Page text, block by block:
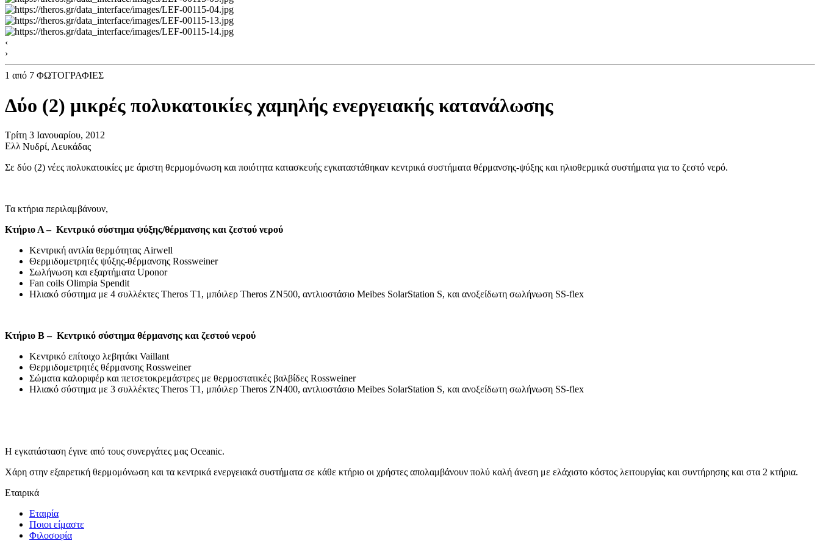
‹
›
1 από 7 ΦΩΤΟΓΡΑΦΙΕΣ
Δύο (2) μικρές πολυκατοικίες χαμηλής ενεργειακής κατανάλωσης
Τρίτη 3 Ιανουαρίου, 2012
Νυδρί, Λευκάδας
Σε δύο (2) νέες πολυκατοικίες με άριστη θερμομόνωση και ποιότητα κατασκευής εγκαταστάθηκαν κεντρικά συστήματα θέρμανσης-ψύξης και ηλιοθερμικά συστήματα για το ζεστό νερό.
Τα κτήρια περιλαμβάνουν,
Κτήριο Α – Κεντρικό σύστημα ψύξης/θέρμανσης και ζεστού νερού
Κεντρική αντλία θερμότητας Airwell
Θερμιδομετρητές ψύξης-θέρμανσης Rossweiner
Σωλήνωση και εξαρτήματα Uponor
Fan coils Olimpia Spendit
Ηλιακό σύστημα με 4 συλλέκτες Theros Τ1, μπόιλερ Theros ZN500, αντλιοστάσιο Meibes SolarStation S, και ανοξείδωτη σωλήνωση SS-flex
Κτήριο B – Κεντρικό σύστημα θέρμανσης και ζεστού νερού
Κεντρικό επίτοιχο λεβητάκι Vaillant
Θερμιδομετρητές θέρμανσης Rossweiner
Σώματα καλοριφέρ και πετσετοκρεμάστρες με θερμοστατικές βαλβίδες Rossweiner
Ηλιακό σύστημα με 3 συλλέκτες Theros Τ1, μπόιλερ Theros ZN400, αντλιοστάσιο Meibes SolarStation S, και ανοξείδωτη σωλήνωση SS-flex
Η εγκατάσταση έγινε από τους συνεργάτες μας Oceanic.
Χάρη στην εξαιρετική θερμομόνωση και τα κεντρικά ενεργειακά συστήματα σε κάθε κτήριο οι χρήστες απολαμβάνουν πολύ καλή άνεση με ελάχιστο κόστος λειτουργίας και συντήρησης και στα 2 κτήρια.
Εταιρικά
Εταιρία
Ποιοι είμαστε
Φιλοσοφία